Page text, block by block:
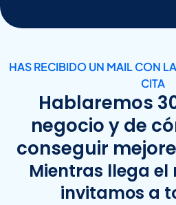
HAS RECIBIDO UN MAIL CON
CITA
Hablaremos
negocio y de
conseguir
Mientras llega el
invitamos a